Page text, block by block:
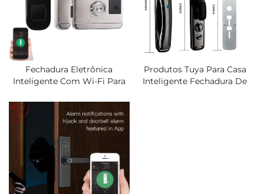
Fechadura Eletrônica
Inteligente Com Wi-Fi Para
Prova D'Água Com Dupla
Leitura De Impressão Digital,
Senha Digital, Cartão IC E
Acesso Sem Chave
Produtos Tuya Para Casa
Inteligente Fechadura De